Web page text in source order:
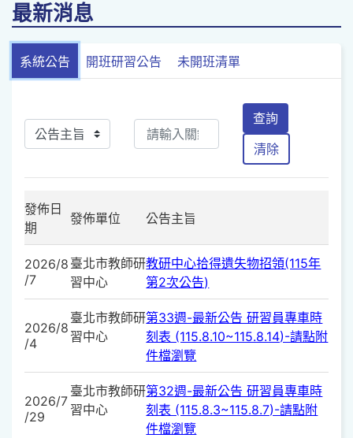
最新消息
系統公告 開班研習公告 未開班清單
查詢
清除
發佈日
期
發佈單位 公告主旨
2026/8
/7
臺北市教師研
習中心
教研中心拾得遺失物招領(115年
第2次公告)
2026/8
/4
臺北市教師研
習中心
第33週-最新公告 研習員專車時
刻表 (115.8.10~115.8.14)-請點附
件檔瀏覽
2026/7
/29
臺北市教師研
習中心
第32週-最新公告 研習員專車時
刻表 (115.8.3~115.8.7)-請點附
件檔瀏覽